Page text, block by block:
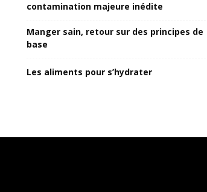
contamination majeure inédite
Manger sain, retour sur des principes de
base
Les aliments pour s’hydrater